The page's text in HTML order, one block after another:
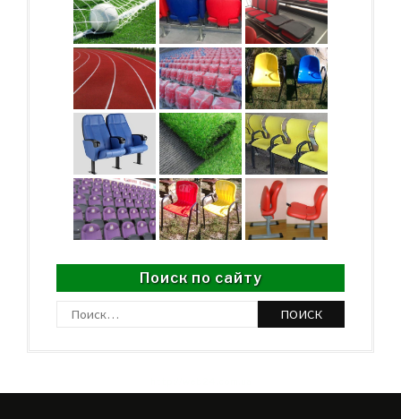
Поиск по сайту
Найти: